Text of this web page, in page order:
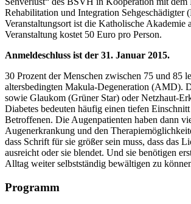
Rehabilitation und Integration Sehgeschädigter
Veranstaltungsort ist die Katholische Akademie
Veranstaltung kostet 50 Euro pro Person.
Anmeldeschluss ist der 31. Januar 2015.
30 Prozent der Menschen zwischen 75 und 85
altersbedingten Makula-Degeneration (AMD).
sowie Glaukom (Grüner Star) oder Netzhaut-
Diabetes bedeuten häufig einen tiefen
Betroffenen. Die Augenpatienten haben dann
Augenerkrankung und den
dass Schrift für sie größer sein muss, dass das
ausreicht oder sie blendet. Und sie benötigen
Alltag weiter selbstständig bewältigen zu
Programm